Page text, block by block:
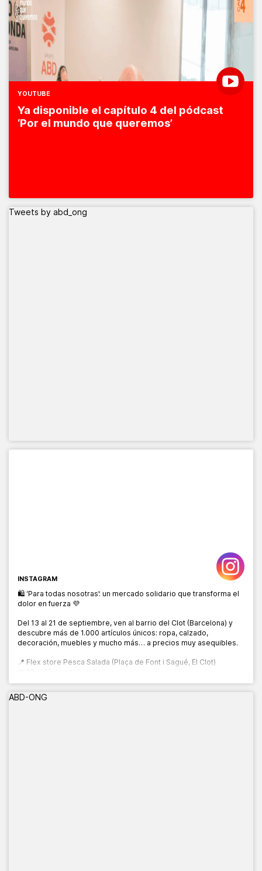
YOUTUBE
Ya disponible el capítulo 4 del pódcast
‘Por el mundo que queremos’
Tweets by abd_ong
INSTAGRAM
🛍️ ‘Para todas nosotras’: un mercado solidario que transforma el
dolor en fuerza 💜
Del 13 al 21 de septiembre, ven al barrio del Clot (Barcelona) y
descubre más de 1.000 artículos únicos: ropa, calzado,
decoración, muebles y mucho más… a precios muy asequibles.
📍 Flex store Pesca Salada (Plaça de Font i Sagué, El Clot)
🕙 10:00 a 20:00 h
ABD-ONG